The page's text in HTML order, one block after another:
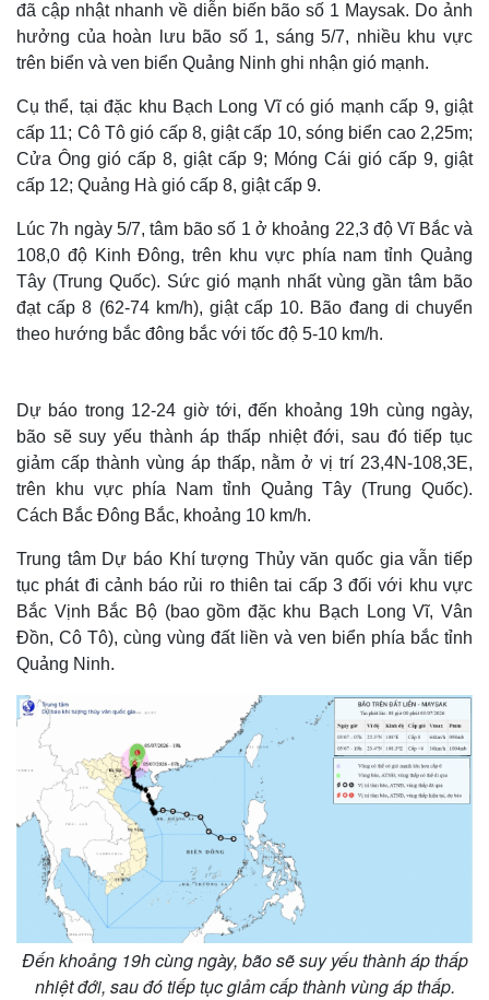
đã cập nhật nhanh về diễn biến bão số 1 Maysak. Do ảnh
hưởng của hoàn lưu bão số 1, sáng 5/7, nhiều khu vực
trên biển và ven biển Quảng Ninh ghi nhận gió mạnh.
Cụ thể, tại đặc khu Bạch Long Vĩ có gió mạnh cấp 9, giật
cấp 11; Cô Tô gió cấp 8, giật cấp 10, sóng biển cao 2,25m;
Cửa Ông gió cấp 8, giật cấp 9; Móng Cái gió cấp 9, giật
cấp 12; Quảng Hà gió cấp 8, giật cấp 9.
Lúc 7h ngày 5/7, tâm bão số 1 ở khoảng 22,3 độ Vĩ Bắc và
108,0 độ Kinh Đông, trên khu vực phía nam tỉnh Quảng
Tây (Trung Quốc). Sức gió mạnh nhất vùng gần tâm bão
đạt cấp 8 (62-74 km/h), giật cấp 10. Bão đang di chuyển
theo hướng bắc đông bắc với tốc độ 5-10 km/h.
Dự báo trong 12-24 giờ tới, đến khoảng 19h cùng ngày,
bão sẽ suy yếu thành áp thấp nhiệt đới, sau đó tiếp tục
giảm cấp thành vùng áp thấp, nằm ở vị trí 23,4N-108,3E,
trên khu vực phía Nam tỉnh Quảng Tây (Trung Quốc).
Cách Bắc Đông Bắc, khoảng 10 km/h.
Trung tâm Dự báo Khí tượng Thủy văn quốc gia vẫn tiếp
tục phát đi cảnh báo rủi ro thiên tai cấp 3 đối với khu vực
Bắc Vịnh Bắc Bộ (bao gồm đặc khu Bạch Long Vĩ, Vân
Đồn, Cô Tô), cùng vùng đất liền và ven biển phía bắc tỉnh
Quảng Ninh.
Đến khoảng 19h cùng ngày, bão sẽ suy yếu thành áp thấp
nhiệt đới, sau đó tiếp tục giảm cấp thành vùng áp thấp.